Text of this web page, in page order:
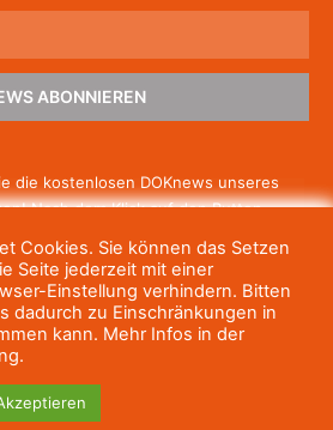
ABONNIEREN
die kostenlosen DOKnews unseres
Nach dem Klick auf den Button
abzuschließen. Wenn Sie unsere
nicht mehr erhalten wollen, können
wieder abmelden.
Cookies. Sie können das Setzen
Seite jederzeit mit einer
Einstellung verhindern. Bitten
dadurch zu Einschränkungen in
kann. Mehr Infos in der